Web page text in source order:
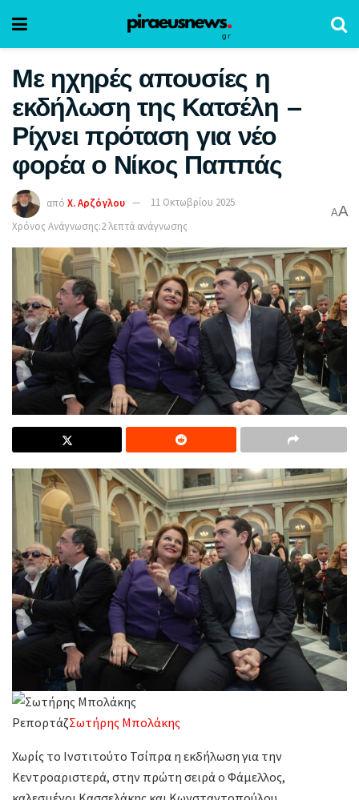
Με ηχηρές απουσίες η
εκδήλωση της Κατσέλη –
Ρίχνει πρόταση για νέο
φορέα ο Νίκος Παππάς
από Χ. Αρζόγλου
11 Οκτωβρίου 2025
Χρόνος Ανάγνωσης:2 λεπτά ανάγνωσης
AA
ΡεπορτάζΣωτήρης Μπολάκης
Χωρίς το Ινστιτούτο Τσίπρα η εκδήλωση για την
Κεντροαριστερά, στην πρώτη σειρά ο Φάμελλος,